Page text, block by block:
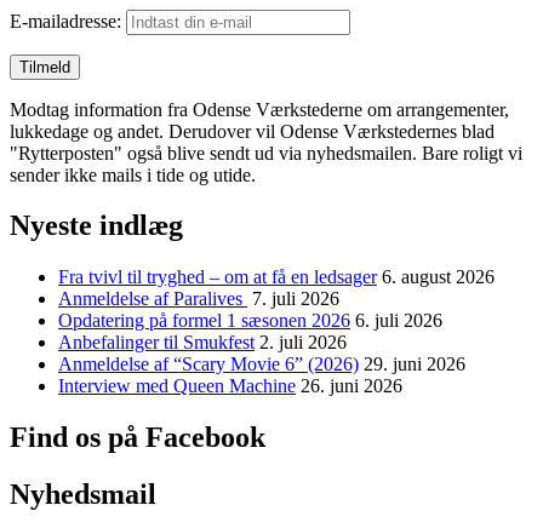
E-mailadresse:
Modtag information fra Odense Værkstederne om arrangementer,
lukkedage og andet. Derudover vil Odense Værkstedernes blad
"Rytterposten" også blive sendt ud via nyhedsmailen. Bare roligt vi
sender ikke mails i tide og utide.
Nyeste indlæg
Fra tvivl til tryghed – om at få en ledsager 6. august 2026
Anmeldelse af Paralives 7. juli 2026
Opdatering på formel 1 sæsonen 2026 6. juli 2026
Anbefalinger til Smukfest 2. juli 2026
Anmeldelse af “Scary Movie 6” (2026) 29. juni 2026
Interview med Queen Machine 26. juni 2026
Find os på Facebook
Nyhedsmail